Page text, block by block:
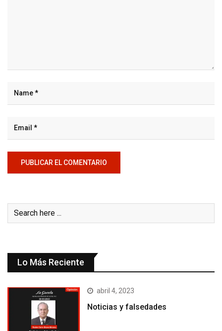
Lo Más Reciente
abril 4, 2023
Noticias y falsedades